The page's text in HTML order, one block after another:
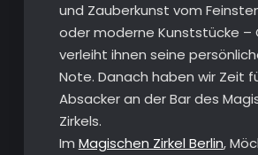
und Zauberkunst vom
oder moderne Kunststücke –
verleiht ihnen seine
Note. Danach haben wir Zeit
Absacker an der Bar des
Zirkels.
Im Magischen Zirkel Berlin,